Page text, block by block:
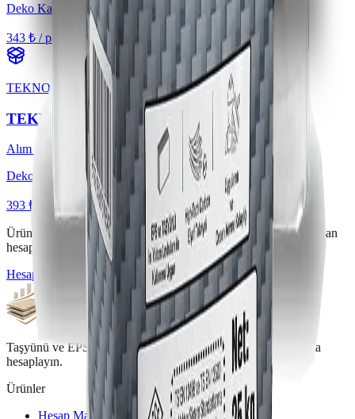
Deko Kalın
343 ₺ / paket'ten başlayan
TEKNO
TEKNODEKO ÇİZGİLİ
Alım / Teklif
Deko Çizgili
393 ₺ / paket'ten başlayan KDV hariç
Ürün bulmakta zorlanıyor musunuz? Hesap makinesiyle doğrudan
hesaplayın.
Hesap Makinesi
Taşyünü ve EPS fiyatlarını, tam araç ve set nakliye koşullarıyla
hesaplayın.
Ürünler
Hesap Makinesi